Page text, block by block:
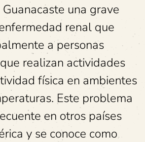
una grave
renal que
a personas
realizan actividades
física en ambientes
Este problema
en otros países
y se conoce como